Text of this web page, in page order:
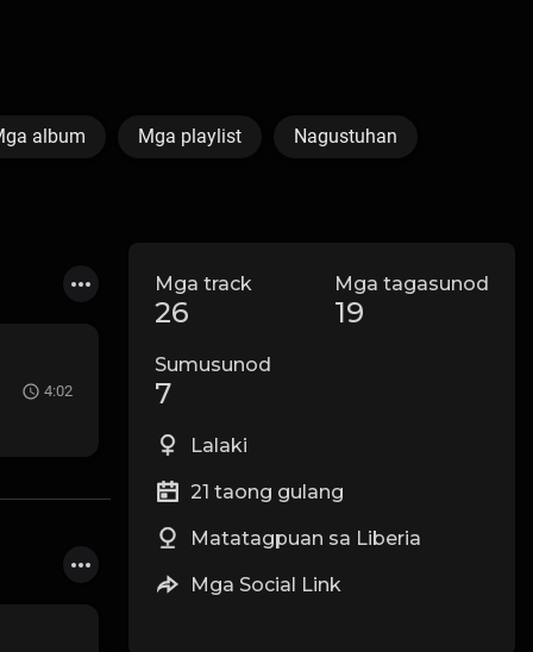
album Mga playlist Nagustuhan
4:02
Mga track
26
Mga tagasunod
19
Sumusunod
7
Lalaki
21 taong gulang
Matatagpuan sa Liberia
Mga Social Link